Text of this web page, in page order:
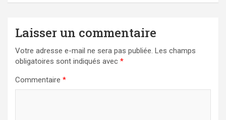
Laisser un commentaire
Votre adresse e-mail ne sera pas publiée. Les champs
obligatoires sont indiqués avec *
Commentaire *